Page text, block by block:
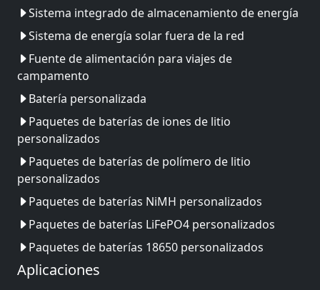
Sistema integrado de almacenamiento de energía
Sistema de energía solar fuera de la red
Fuente de alimentación para viajes de
campamento
Batería personalizada
Paquetes de baterías de iones de litio
personalizados
Paquetes de baterías de polímero de litio
personalizados
Paquetes de baterías NiMH personalizados
Paquetes de baterías LiFePO4 personalizados
Paquetes de baterías 18650 personalizados
Aplicaciones